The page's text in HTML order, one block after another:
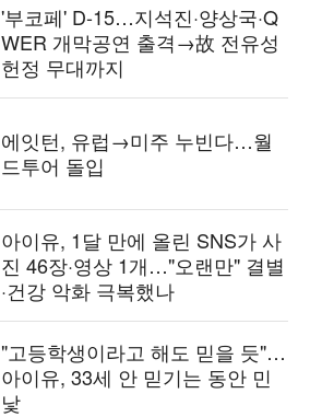
'부코페' D-15…지석진·양상국·Q
WER 개막공연 출격→故 전유성
헌정 무대까지
에잇턴, 유럽→미주 누빈다…월
드투어 돌입
아이유, 1달 만에 올린 SNS가 사
진 46장·영상 1개…"오랜만" 결별
·건강 악화 극복했나
"고등학생이라고 해도 믿을 듯"…
아이유, 33세 안 믿기는 동안 민
낯